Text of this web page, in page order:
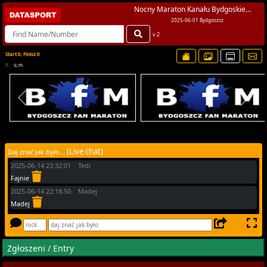
Nocny Maraton Kanału Bydgoskie...
2025-06-01 Bydgoszcz
v.2
Start:0, Finisz:0
0
SL:0%
Daj znać jak było... (Live chat)
2025-06-14 23:32:01 Tedi
Fajnie
2025-06-14 22:18:50 Madej
Madej
Zgłoszeni / Entry